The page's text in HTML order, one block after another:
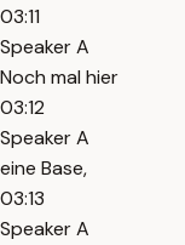
03:11
Speaker A
Noch mal hier
03:12
Speaker A
eine Base,
03:13
Speaker A